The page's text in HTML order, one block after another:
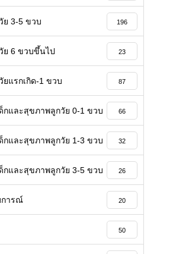
ย 3-5 ขวบ 196
ย 6 ขวบขึ้นไป 23
ยแรกเกิด-1 ขวบ 87
กและสุขภาพลูกวัย 0-1 ขวบ 66
กและสุขภาพลูกวัย 1-3 ขวบ 32
กและสุขภาพลูกวัย 3-5 ขวบ 26
การณ์ 20
50